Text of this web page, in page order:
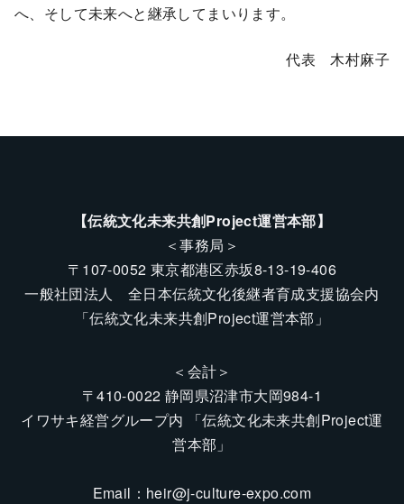
へ、そして未来へと継承してまいります。
代表 木村麻子
【伝統文化未来共創Project運営本部】
＜事務局＞
〒107-0052 東京都港区赤坂8-13-19-406
一般社団法人 全日本伝統文化後継者育成支援協会内
「伝統文化未来共創Project運営本部」
＜会計＞
〒410-0022 静岡県沼津市大岡984-1
イワサキ経営グループ内 「伝統文化未来共創Project運
営本部」
Email： heir@j-culture-expo.com